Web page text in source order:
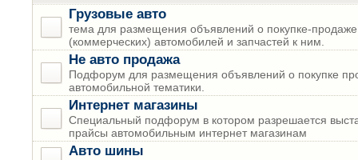
Грузовые авто
тема для размещения объявлений о покупке-продаже
(коммерческих) автомобилей и запчастей к ним.
Не авто продажа
Подфорум для размещения объявлений о покупке
автомобильной тематики.
Интернет магазины
Специальный подфорум в котором разрешается
прайсы автомобильным интернет магазинам
Авто шины